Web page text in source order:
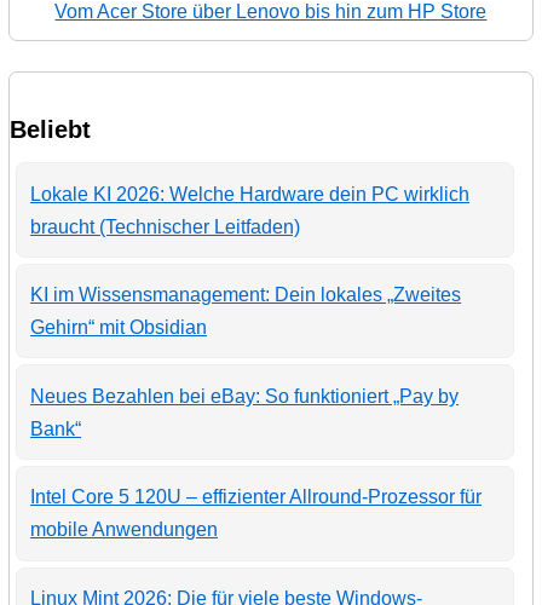
Vom Acer Store über Lenovo bis hin zum HP Store
Beliebt
Lokale KI 2026: Welche Hardware dein PC wirklich
braucht (Technischer Leitfaden)
KI im Wissensmanagement: Dein lokales „Zweites
Gehirn“ mit Obsidian
Neues Bezahlen bei eBay: So funktioniert „Pay by
Bank“
Intel Core 5 120U – effizienter Allround-Prozessor für
mobile Anwendungen
Linux Mint 2026: Die für viele beste Windows-